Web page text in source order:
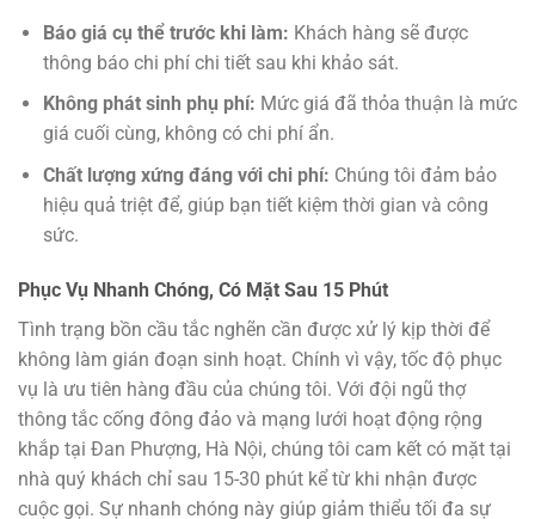
Báo giá cụ thể trước khi làm: Khách hàng sẽ được
thông báo chi phí chi tiết sau khi khảo sát.
Không phát sinh phụ phí: Mức giá đã thỏa thuận là mức
giá cuối cùng, không có chi phí ẩn.
Chất lượng xứng đáng với chi phí: Chúng tôi đảm bảo
hiệu quả triệt để, giúp bạn tiết kiệm thời gian và công
sức.
Phục Vụ Nhanh Chóng, Có Mặt Sau 15 Phút
Tình trạng bồn cầu tắc nghẽn cần được xử lý kịp thời để
không làm gián đoạn sinh hoạt. Chính vì vậy, tốc độ phục
vụ là ưu tiên hàng đầu của chúng tôi. Với đội ngũ thợ
thông tắc cống đông đảo và mạng lưới hoạt động rộng
khắp tại Đan Phượng, Hà Nội, chúng tôi cam kết có mặt tại
nhà quý khách chỉ sau 15-30 phút kể từ khi nhận được
cuộc gọi. Sự nhanh chóng này giúp giảm thiểu tối đa sự